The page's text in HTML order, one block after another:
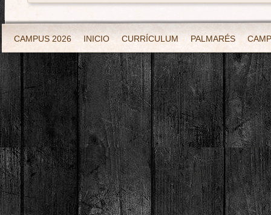
CAMPUS 2026 INICIO CURRÍCULUM PALMARÉS